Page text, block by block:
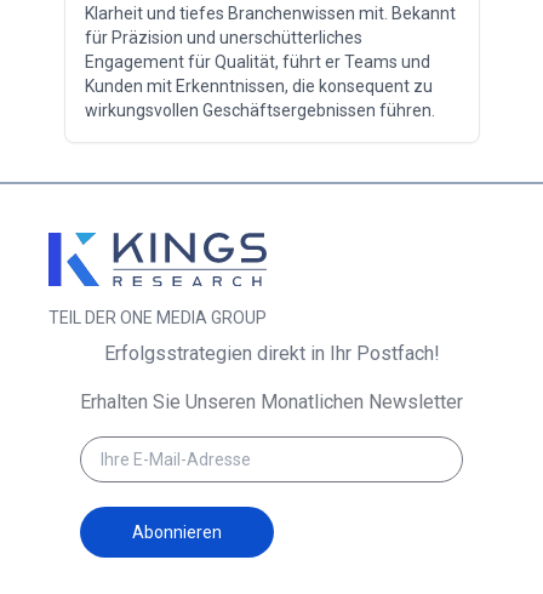
Klarheit und tiefes Branchenwissen mit. Bekannt
für Präzision und unerschütterliches
Engagement für Qualität, führt er Teams und
Kunden mit Erkenntnissen, die konsequent zu
wirkungsvollen Geschäftsergebnissen führen.
TEIL DER ONE MEDIA GROUP
Erfolgsstrategien direkt in Ihr Postfach!
Erhalten Sie Unseren Monatlichen Newsletter
Abonnieren